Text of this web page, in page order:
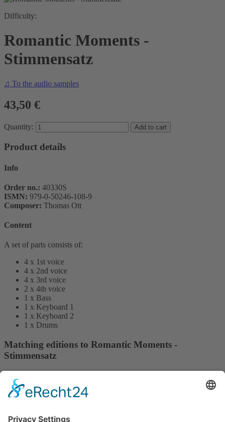
Difficulty:
Romantic Moments -
Stimmensatz
♫ To the audio samples
43,50 €
Quantity:
Product details
Info
Order no.: 40330S
ISMN: 979-0-50246-108-9
Composer: Thomas Ott
Content
A set of parts consists of:
4 x 1st voice
4 x 2nd voice
4 x 3rd voice
2 x 4th voice
1 x Bass
1 x Keyboard 1
1 x Keyboard 2
1 x Drums
Matching editions to Romantic Moments -
Stimmensatz
Partitur